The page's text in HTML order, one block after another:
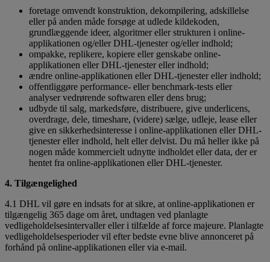
foretage omvendt konstruktion, dekompilering, adskillelse
eller på anden måde forsøge at udlede kildekoden,
grundlæggende ideer, algoritmer eller strukturen i online-
applikationen og/eller DHL-tjenester og/eller indhold;
ompakke, replikere, kopiere eller genskabe online-
applikationen eller DHL-tjenester eller indhold;
ændre online-applikationen eller DHL-tjenester eller indhold;
offentliggøre performance- eller benchmark-tests eller
analyser vedrørende softwaren eller dens brug;
udbyde til salg, markedsføre, distribuere, give underlicens,
overdrage, dele, timeshare, (videre) sælge, udleje, lease eller
give en sikkerhedsinteresse i online-applikationen eller DHL-
tjenester eller indhold, helt eller delvist. Du må heller ikke på
nogen måde kommercielt udnytte indholdet eller data, der er
hentet fra online-applikationen eller DHL-tjenester.
4. Tilgængelighed
4.1 DHL vil gøre en indsats for at sikre, at online-applikationen er
tilgængelig 365 dage om året, undtagen ved planlagte
vedligeholdelsesintervaller eller i tilfælde af force majeure. Planlagte
vedligeholdelsesperioder vil efter bedste evne blive annonceret på
forhånd på online-applikationen eller via e-mail.